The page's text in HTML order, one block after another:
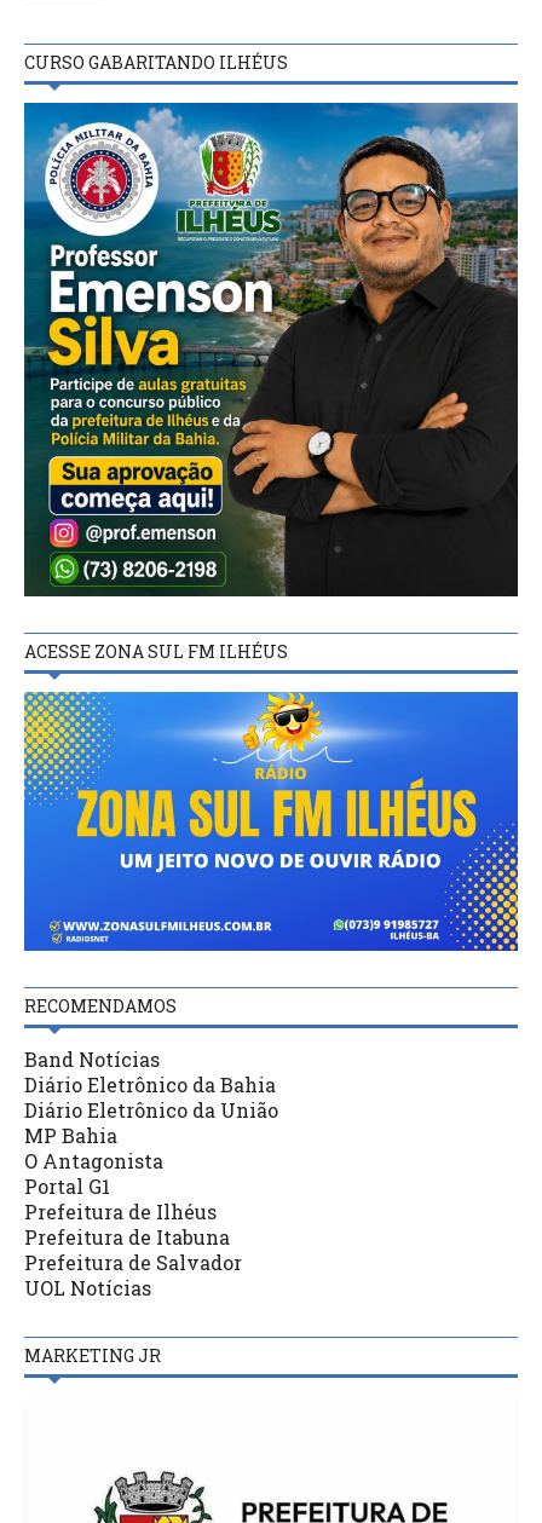
CURSO GABARITANDO ILHÉUS
ACESSE ZONA SUL FM ILHÉUS
RECOMENDAMOS
Band Notícias
Diário Eletrônico da Bahia
Diário Eletrônico da União
MP Bahia
O Antagonista
Portal G1
Prefeitura de Ilhéus
Prefeitura de Itabuna
Prefeitura de Salvador
UOL Notícias
MARKETING JR